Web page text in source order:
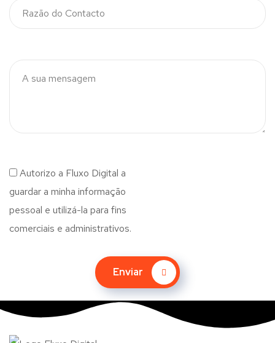
Autorizo a Fluxo Digital a
guardar a minha informação
pessoal e utilizá-la para fins
comerciais e administrativos.
Enviar